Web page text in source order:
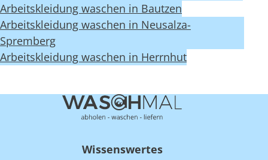
Arbeitskleidung waschen in Bautzen
Arbeitskleidung waschen in Neusalza-
Spremberg
Arbeitskleidung waschen in Herrnhut
Wissenswertes